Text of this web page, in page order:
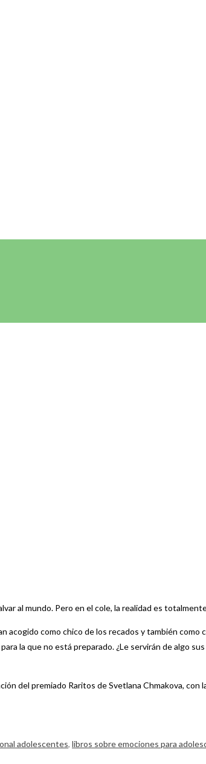
al mundo. Pero en el cole, la realidad es
acogido como chico de los recados y también
la que no está preparado. ¿Le servirán de algo
del premiado Raritos de Svetlana Chmakova, con
adolescentes, libros sobre emociones para